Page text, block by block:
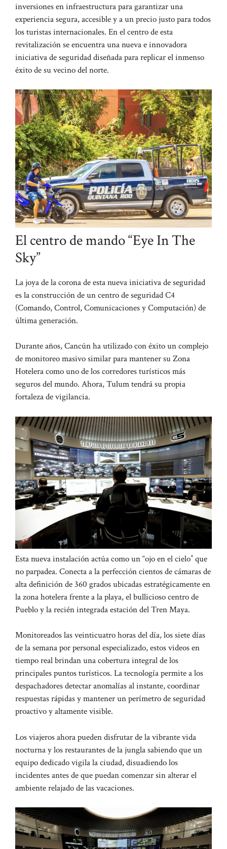
inversiones en infraestructura para garantizar una
experiencia segura, accesible y a un precio justo para todos
los turistas internacionales. En el centro de esta
revitalización se encuentra una nueva e innovadora
iniciativa de seguridad diseñada para replicar el inmenso
éxito de su vecino del norte.
El centro de mando “Eye In The
Sky”
La joya de la corona de esta nueva iniciativa de seguridad
es la construcción de un centro de seguridad C4
(Comando, Control, Comunicaciones y Computación) de
última generación.
Durante años, Cancún ha utilizado con éxito un complejo
de monitoreo masivo similar para mantener su Zona
Hotelera como uno de los corredores turísticos más
seguros del mundo. Ahora, Tulum tendrá su propia
fortaleza de vigilancia.
Esta nueva instalación actúa como un “ojo en el cielo” que
no parpadea. Conecta a la perfección cientos de cámaras de
alta definición de 360 ​​grados ubicadas estratégicamente en
la zona hotelera frente a la playa, el bullicioso centro de
Pueblo y la recién integrada estación del Tren Maya.
Monitoreados las veinticuatro horas del día, los siete días
de la semana por personal especializado, estos videos en
tiempo real brindan una cobertura integral de los
principales puntos turísticos. La tecnología permite a los
despachadores detectar anomalías al instante, coordinar
respuestas rápidas y mantener un perímetro de seguridad
proactivo y altamente visible.
Los viajeros ahora pueden disfrutar de la vibrante vida
nocturna y los restaurantes de la jungla sabiendo que un
equipo dedicado vigila la ciudad, disuadiendo los
incidentes antes de que puedan comenzar sin alterar el
ambiente relajado de las vacaciones.